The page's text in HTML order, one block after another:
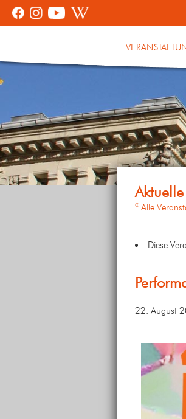
« Alle
Diese
22. August